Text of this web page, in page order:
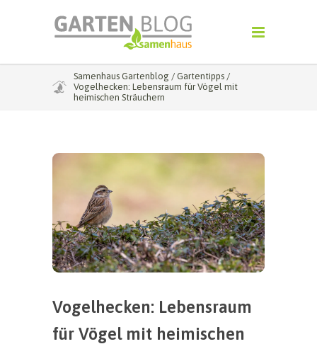
Samenhaus Gartenblog / Gartentipps /
Vogelhecken: Lebensraum für Vögel mit
heimischen Sträuchern
Vogelhecken: Lebensraum
für Vögel mit heimischen